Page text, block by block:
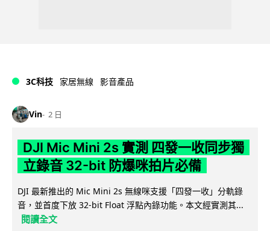
3C科技 家居無線 影音產品
Vin 2 日
DJI Mic Mini 2s 實測 四發一收同步獨
立錄音 32-bit 防爆咪拍片必備
DJI 最新推出的 Mic Mini 2s 無線咪支援「四發一收」分軌錄
音，並首度下放 32-bit Float 浮點內錄功能。本文經實測其...
閱讀全文